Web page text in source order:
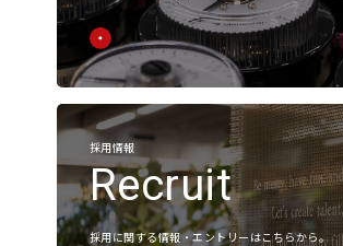
会社概要
アクセス
沿革
お知らせ
展示会
採用情報
Recruit
採用に関する情報・エントリーはこちらから。